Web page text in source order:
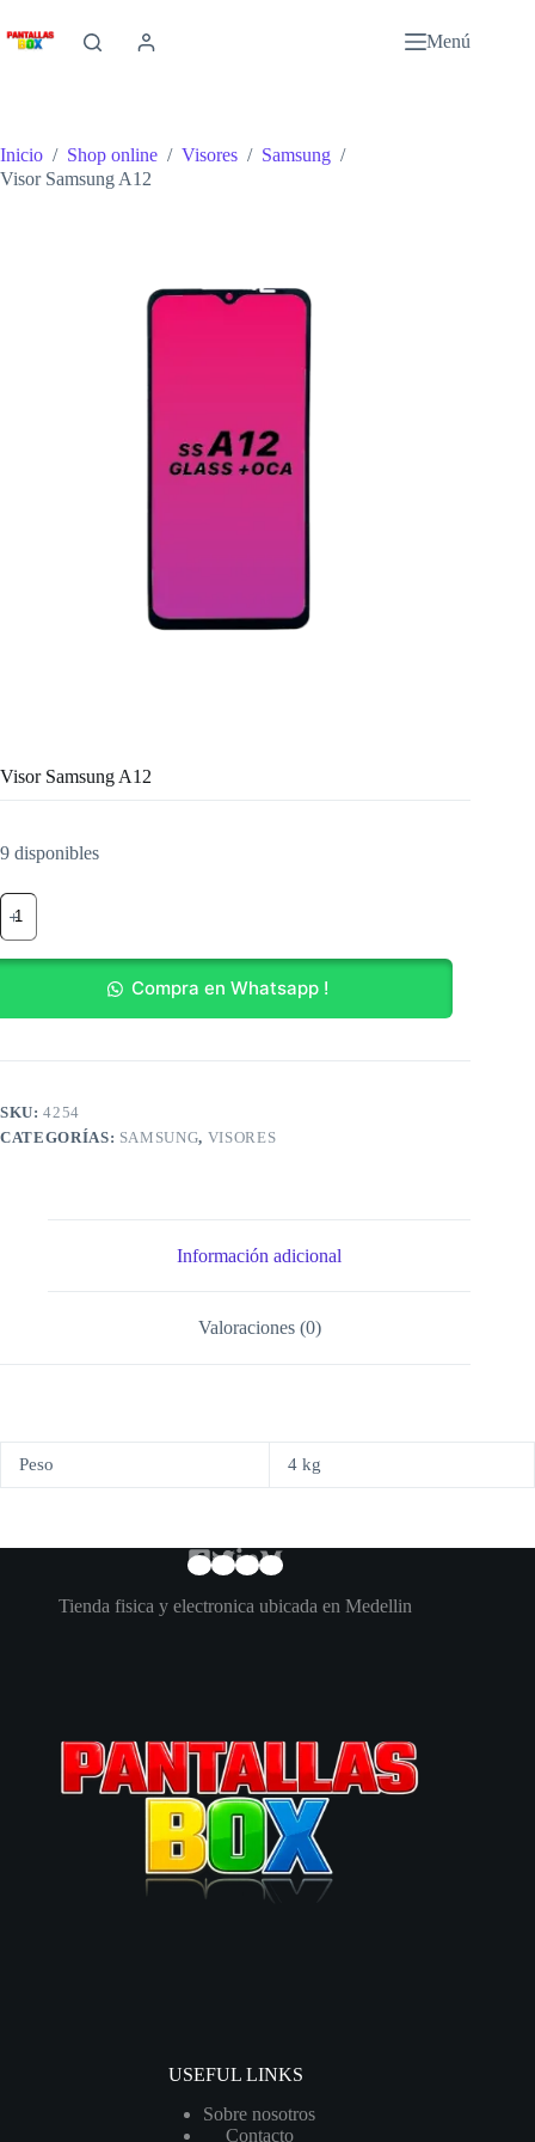
al
contenido
Menú
Inicio / Shop online / Visores / Samsung /
Visor Samsung A12
Visor Samsung A12
9 disponibles
Visor
Samsung
A12
cantidad
Compra en Whatsapp !
SKU:4254
CATEGORÍAS: SAMSUNG, VISORES
Información adicional
Valoraciones (0)
Peso 4 kg
Tienda fisica y electronica ubicada en Medellin
USEFUL LINKS
Sobre nosotros
Contacto